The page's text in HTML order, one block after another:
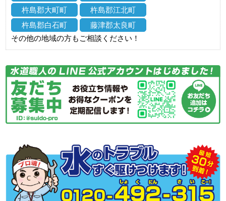
杵島郡大町町
杵島郡江北町
杵島郡白石町
藤津郡太良町
その他の地域の方もご相談ください！